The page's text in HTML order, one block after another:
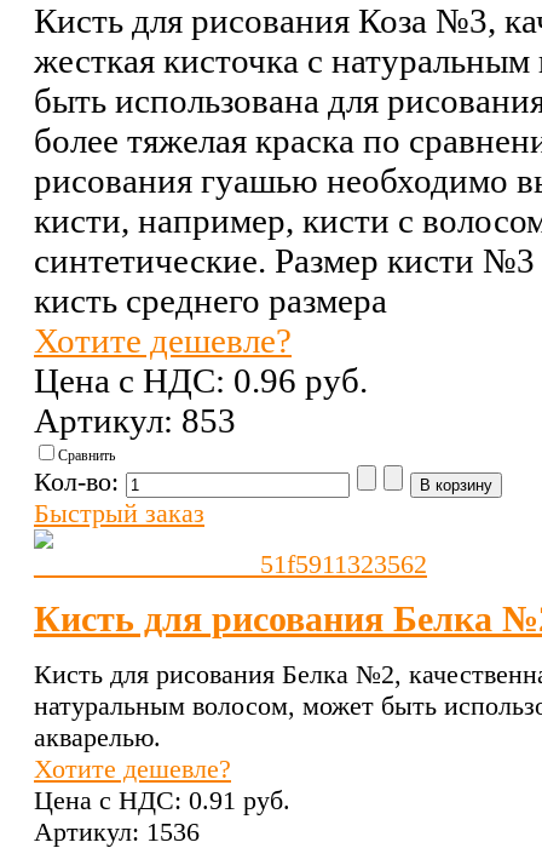
Кисть для рисования Коза №3,
жесткая кисточка с
быть использована для
более тяжелая краска по
рисования гуашью необходимо
кисти, например, кисти с
синтетические. Размер кисти №3
кисть среднего размера
Хотите дешевле?
Цена с НДС: 0.96 pуб.
Артикул: 853
Сравнить
Кол-во:
Быстрый заказ
Кисть для рисования Белка
Кисть для рисования Белка №2,
натуральным волосом, может быть
акварелью.
Хотите дешевле?
Цена с НДС: 0.91 pуб.
Артикул: 1536